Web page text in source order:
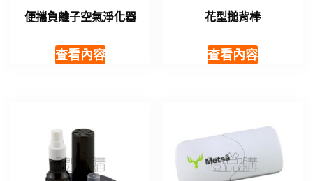
便攜負離子空氣淨化器
查看內容
花型搥背棒
查看內容